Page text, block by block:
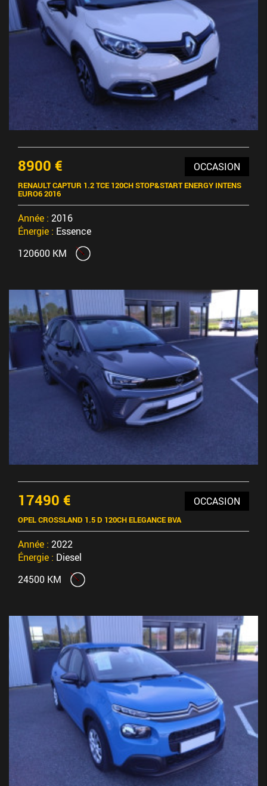
8900 € OCCASION
RENAULT CAPTUR 1.2 TCE 120CH STOP&START ENERGY INTENS
EURO6 2016
Année : 2016
Énergie : Essence
120600 KM
17490 € OCCASION
OPEL CROSSLAND 1.5 D 120CH ELEGANCE BVA
Année : 2022
Énergie : Diesel
24500 KM